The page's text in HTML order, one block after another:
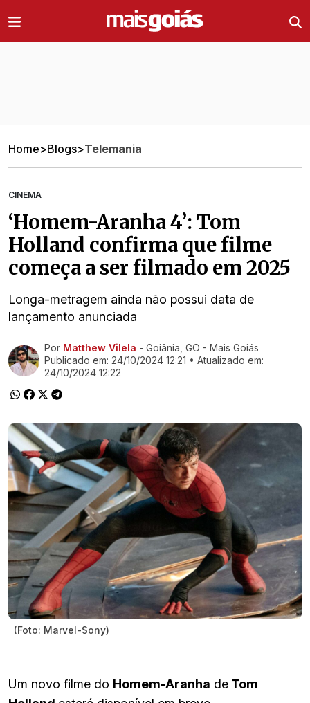
Home>Blogs>Telemania
CINEMA
‘Homem-Aranha 4’: Tom
Holland confirma que filme
começa a ser filmado em 2025
Longa-metragem ainda não possui data de
lançamento anunciada
Ir direto pra matéria
Por Matthew Vilela - Goiânia, GO - Mais Goiás
Publicado em: 24/10/2024 12:21 • Atualizado em:
24/10/2024 12:22
(Foto: Marvel-Sony)
Um novo filme do Homem-Aranha de Tom